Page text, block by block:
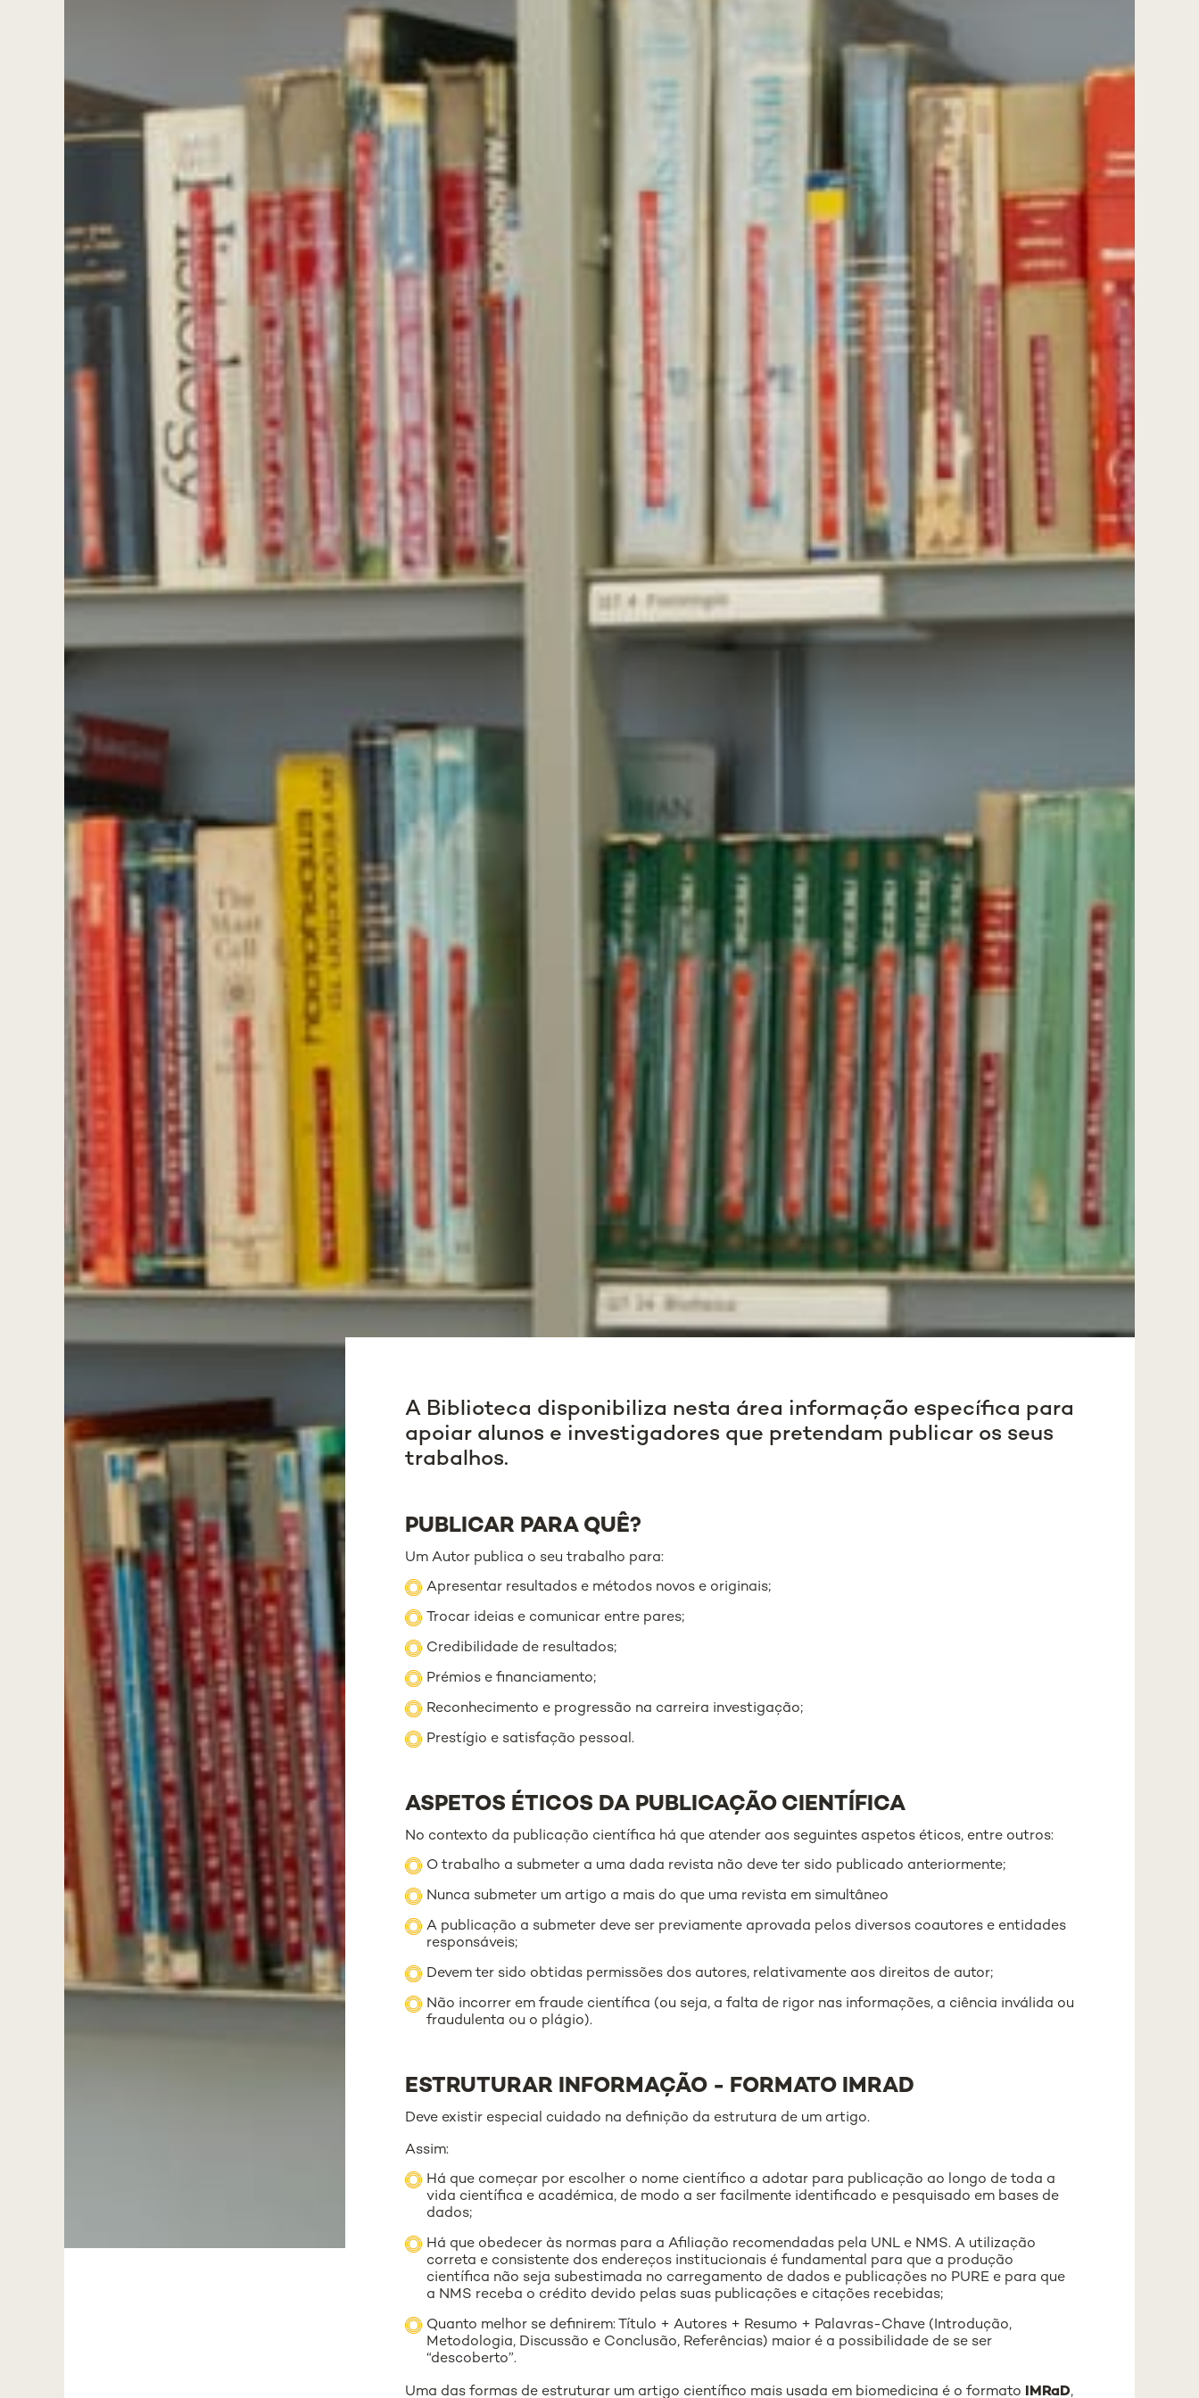
A Biblioteca disponibiliza nesta área informação específica para
apoiar alunos e investigadores que pretendam publicar os seus
trabalhos.
PUBLICAR PARA QUÊ?
Um Autor publica o seu trabalho para:
Apresentar resultados e métodos novos e originais;
Trocar ideias e comunicar entre pares;
Credibilidade de resultados;
Prémios e financiamento;
Reconhecimento e progressão na carreira investigação;
Prestígio e satisfação pessoal.
ASPETOS ÉTICOS DA PUBLICAÇÃO CIENTÍFICA
No contexto da publicação científica há que atender aos seguintes aspetos éticos, entre outros:
O trabalho a submeter a uma dada revista não deve ter sido publicado anteriormente;
Nunca submeter um artigo a mais do que uma revista em simultâneo
A publicação a submeter deve ser previamente aprovada pelos diversos coautores e entidades
responsáveis;
Devem ter sido obtidas permissões dos autores, relativamente aos direitos de autor;
Não incorrer em fraude científica (ou seja, a falta de rigor nas informações, a ciência inválida ou
fraudulenta ou o plágio).
ESTRUTURAR INFORMAÇÃO - FORMATO IMRAD
Deve existir especial cuidado na definição da estrutura de um artigo.
Assim:
Há que começar por escolher o nome científico a adotar para publicação ao longo de toda a
vida científica e académica, de modo a ser facilmente identificado e pesquisado em bases de
dados;
Há que obedecer às normas para a Afiliação recomendadas pela UNL e NMS. A utilização
correta e consistente dos endereços institucionais é fundamental para que a produção
científica não seja subestimada no carregamento de dados e publicações no PURE e para que
a NMS receba o crédito devido pelas suas publicações e citações recebidas;
Quanto melhor se definirem: Título + Autores + Resumo + Palavras-Chave (Introdução,
Metodologia, Discussão e Conclusão, Referências) maior é a possibilidade de se ser
“descoberto”.
Uma das formas de estruturar um artigo científico mais usada em biomedicina é o formato IMRaD,